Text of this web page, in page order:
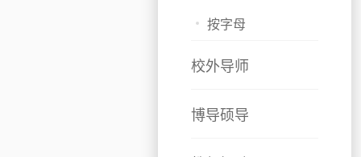
按字母
校外导师
博导硕导